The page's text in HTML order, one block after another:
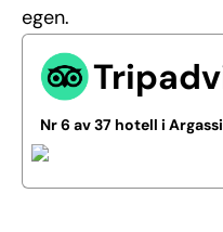
egen.
Nr 6 av 37 hotell i Argassi